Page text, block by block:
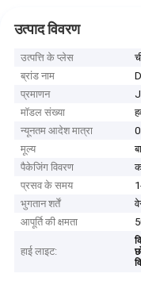
उत्पाद विवरण
उत्पत्ति के प्लेस
ब्रांड नाम
प्रमाणन
मॉडल संख्या
न्यूनतम आदेश मात्रा
मूल्य
पैकेजिंग विवरण
प्रसव के समय
भुगतान शर्तें
आपूर्ति की क्षमता
हाई लाइट: